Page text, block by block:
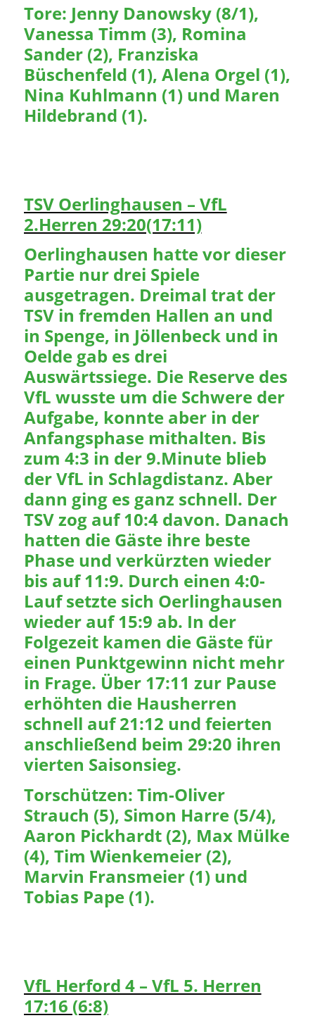
Tore: Jenny Danowsky (8/1),
Vanessa Timm (3), Romina
Sander (2), Franziska
Büschenfeld (1), Alena Orgel (1),
Nina Kuhlmann (1) und Maren
Hildebrand (1).
TSV Oerlinghausen – VfL
2.Herren 29:20(17:11)
Oerlinghausen hatte vor dieser
Partie nur drei Spiele
ausgetragen. Dreimal trat der
TSV in fremden Hallen an und
in Spenge, in Jöllenbeck und in
Oelde gab es drei
Auswärtssiege. Die Reserve des
VfL wusste um die Schwere der
Aufgabe, konnte aber in der
Anfangsphase mithalten. Bis
zum 4:3 in der 9.Minute blieb
der VfL in Schlagdistanz. Aber
dann ging es ganz schnell. Der
TSV zog auf 10:4 davon. Danach
hatten die Gäste ihre beste
Phase und verkürzten wieder
bis auf 11:9. Durch einen 4:0-
Lauf setzte sich Oerlinghausen
wieder auf 15:9 ab. In der
Folgezeit kamen die Gäste für
einen Punktgewinn nicht mehr
in Frage. Über 17:11 zur Pause
erhöhten die Hausherren
schnell auf 21:12 und feierten
anschließend beim 29:20 ihren
vierten Saisonsieg.
Torschützen: Tim-Oliver
Strauch (5), Simon Harre (5/4),
Aaron Pickhardt (2), Max Mülke
(4), Tim Wienkemeier (2),
Marvin Fransmeier (1) und
Tobias Pape (1).
VfL Herford 4 – VfL 5. Herren
17:16 (6:8)